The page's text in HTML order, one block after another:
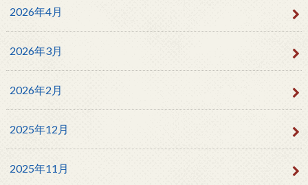
2026年4月
2026年3月
2026年2月
2025年12月
2025年11月